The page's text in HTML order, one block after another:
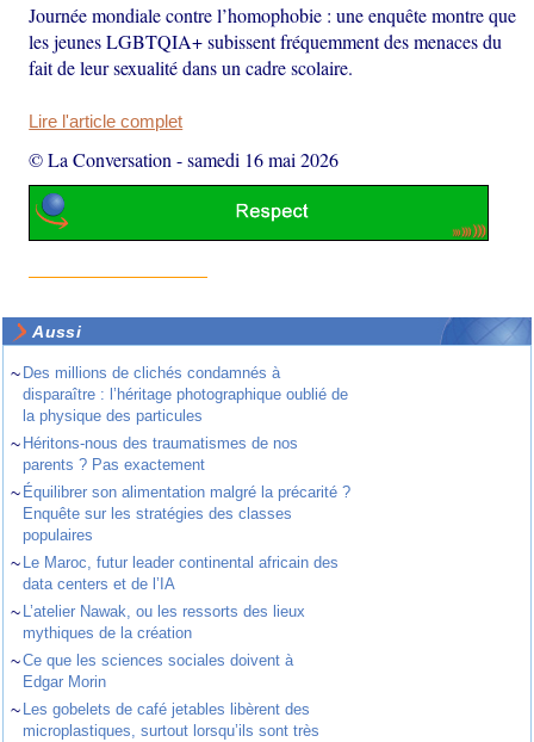
Journée mondiale contre l’homophobie : une enquête montre que
les jeunes LGBTQIA+ subissent fréquemment des menaces du
fait de leur sexualité dans un cadre scolaire.
Lire l'article complet
© La Conversation -samedi 16 mai 2026
Aussi
~ Des millions de clichés condamnés à
disparaître : l’héritage photographique oublié de
la physique des particules
~ Héritons-nous des traumatismes de nos
parents ? Pas exactement
~ Équilibrer son alimentation malgré la précarité ?
Enquête sur les stratégies des classes
populaires
~ Le Maroc, futur leader continental africain des
data centers et de l’IA
~ L’atelier Nawak, ou les ressorts des lieux
mythiques de la création
~Ce que les sciences sociales doivent à
Edgar Morin
~ Les gobelets de café jetables libèrent des
microplastiques, surtout lorsqu’ils sont très